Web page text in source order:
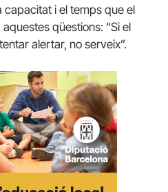
capacitat i el temps que el
qüestions: “Si el
alertar, no serveix”.